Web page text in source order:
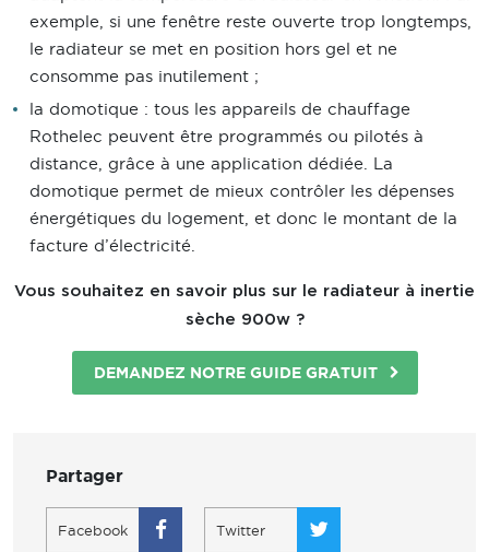
exemple, si une fenêtre reste ouverte trop longtemps,
le radiateur se met en position hors gel et ne
consomme pas inutilement ;
la domotique : tous les appareils de chauffage
Rothelec peuvent être programmés ou pilotés à
distance, grâce à une application dédiée. La
domotique permet de mieux contrôler les dépenses
énergétiques du logement, et donc le montant de la
facture d’électricité.
Vous souhaitez en savoir plus sur le radiateur à inertie
sèche 900w ?
DEMANDEZ NOTRE GUIDE GRATUIT
Partager
Facebook Twitter